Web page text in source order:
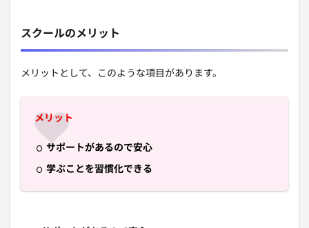
スクールのメリット
メリットとして、このような項目があります。
メリット
サポートがあるので安心
学ぶことを習慣化できる